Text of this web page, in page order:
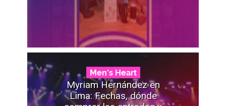
Men's Heart
Myriam Hernández en
Lima: Fechas, dónde